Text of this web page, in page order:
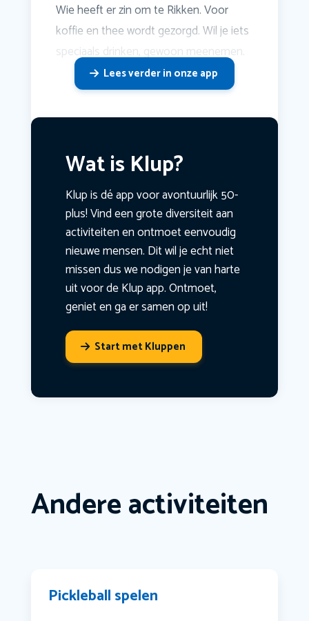
Wie heeft er zin om te Rikken. Voor
koffie en thee wordt gezorgd. Wil je iets
speciaals drinken, gewoon meenemen.
Lees verder in onze app
Wat is Klup?
Klup is dé app voor avontuurlijk 50-
plus! Vind een grote diversiteit aan
activiteiten en ontmoet eenvoudig
nieuwe mensen. Dit wil je echt niet
missen dus we nodigen je van harte
uit voor de Klup app. Ontmoet,
geniet en ga er samen op uit!
Start met Kluppen
Andere activiteiten
Pickleball spelen